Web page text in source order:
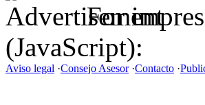
For
(JavaScript):
Aviso legal ·Consejo Asesor·Contacto ·